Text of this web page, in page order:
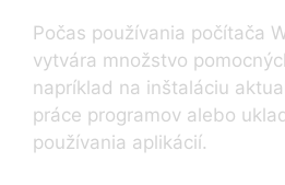
Počas používania počítača
vytvára množstvo
napríklad na inštaláciu
práce programov alebo
používania aplikácií.